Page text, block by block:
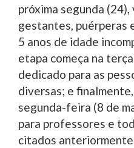
próxima segunda
gestantes, puérperas
5 anos de idade
etapa começa na
dedicado para as
diversas; e finalmente,
segunda-feira (8 de
para professores e
citados